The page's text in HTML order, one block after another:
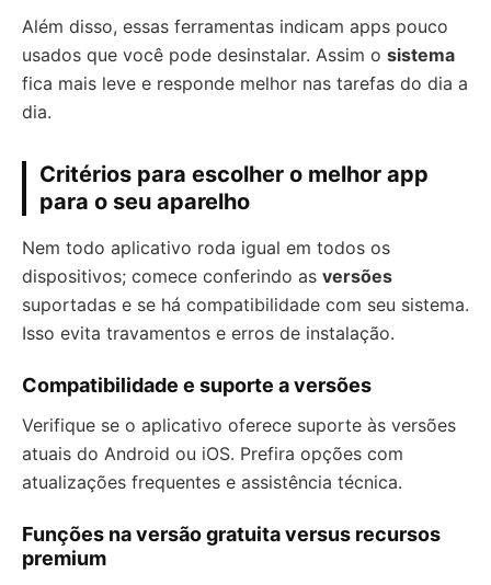
Além disso, essas ferramentas indicam apps pouco
usados que você pode desinstalar. Assim o sistema
fica mais leve e responde melhor nas tarefas do dia a
dia.
Critérios para escolher o melhor app
para o seu aparelho
Nem todo aplicativo roda igual em todos os
dispositivos; comece conferindo as versões
suportadas e se há compatibilidade com seu sistema.
Isso evita travamentos e erros de instalação.
Compatibilidade e suporte a versões
Verifique se o aplicativo oferece suporte às versões
atuais do Android ou iOS. Prefira opções com
atualizações frequentes e assistência técnica.
Funções na versão gratuita versus recursos
premium